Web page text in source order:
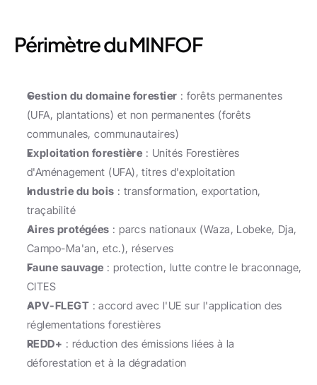
Périmètre du MINFOF
Gestion du domaine forestier : forêts permanentes
(UFA, plantations) et non permanentes (forêts
communales, communautaires)
Exploitation forestière : Unités Forestières
d'Aménagement (UFA), titres d'exploitation
Industrie du bois : transformation, exportation,
traçabilité
Aires protégées : parcs nationaux (Waza, Lobeke, Dja,
Campo-Ma'an, etc.), réserves
Faune sauvage : protection, lutte contre le braconnage,
CITES
APV-FLEGT : accord avec l'UE sur l'application des
réglementations forestières
REDD+ : réduction des émissions liées à la
déforestation et à la dégradation